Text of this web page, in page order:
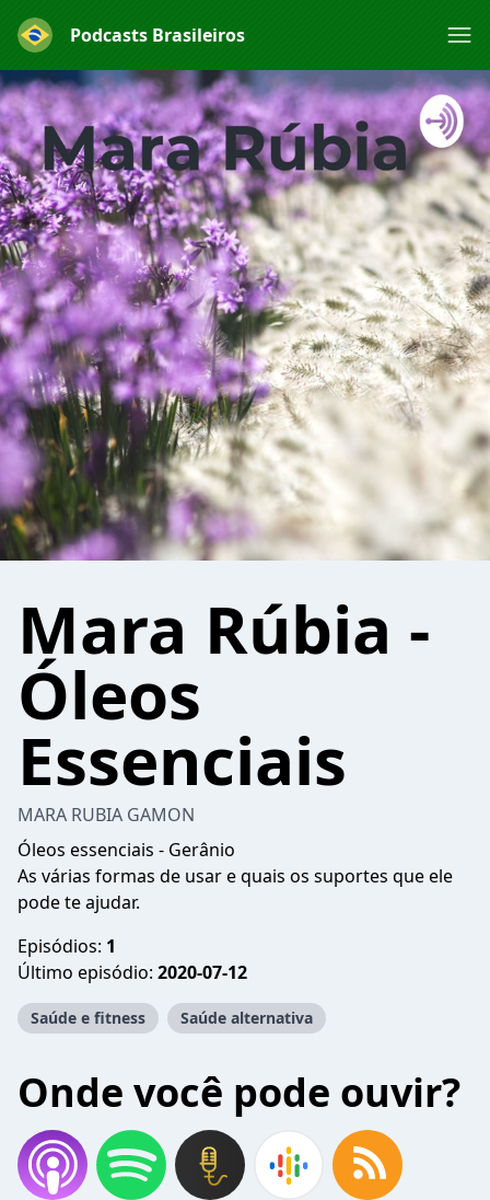
Podcasts Brasileiros
Mara Rúbia -
Óleos
Essenciais
MARA RUBIA GAMON
Óleos essenciais - Gerânio
As várias formas de usar e quais os suportes que ele
pode te ajudar.
Episódios: 1
Último episódio: 2020-07-12
Saúde e fitness Saúde alternativa
Onde você pode ouvir?